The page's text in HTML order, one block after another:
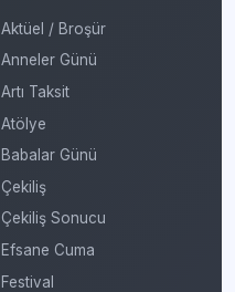
Aktüel / Broşür
Anneler Günü
Artı Taksit
Atölye
Babalar Günü
Çekiliş
Çekiliş Sonucu
Efsane Cuma
Festival